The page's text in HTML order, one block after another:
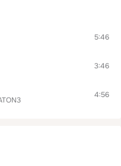
5:46
3:46
4:56